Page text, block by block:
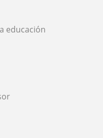
educación